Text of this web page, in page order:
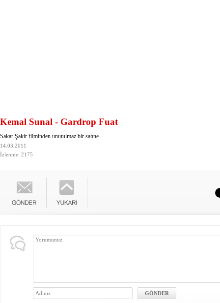
Kemal Sunal - Gardrop Fuat
Sakar Şakir filminden unutulmaz bir sahne
14.03.2011
İzlenme: 2175